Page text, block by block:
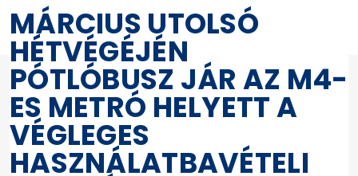
MÁRCIUS UTOLSÓ
HÉTVÉGÉJÉN
PÓTLÓBUSZ JÁR AZ M4-
ES METRÓ HELYETT A
VÉGLEGES
HASZNÁLATBAVÉTELI